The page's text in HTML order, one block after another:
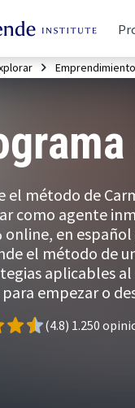
Emprendimiento
el método de
como agente
online, en
el método de
aplicables
empezar o
(4.8) 1.250